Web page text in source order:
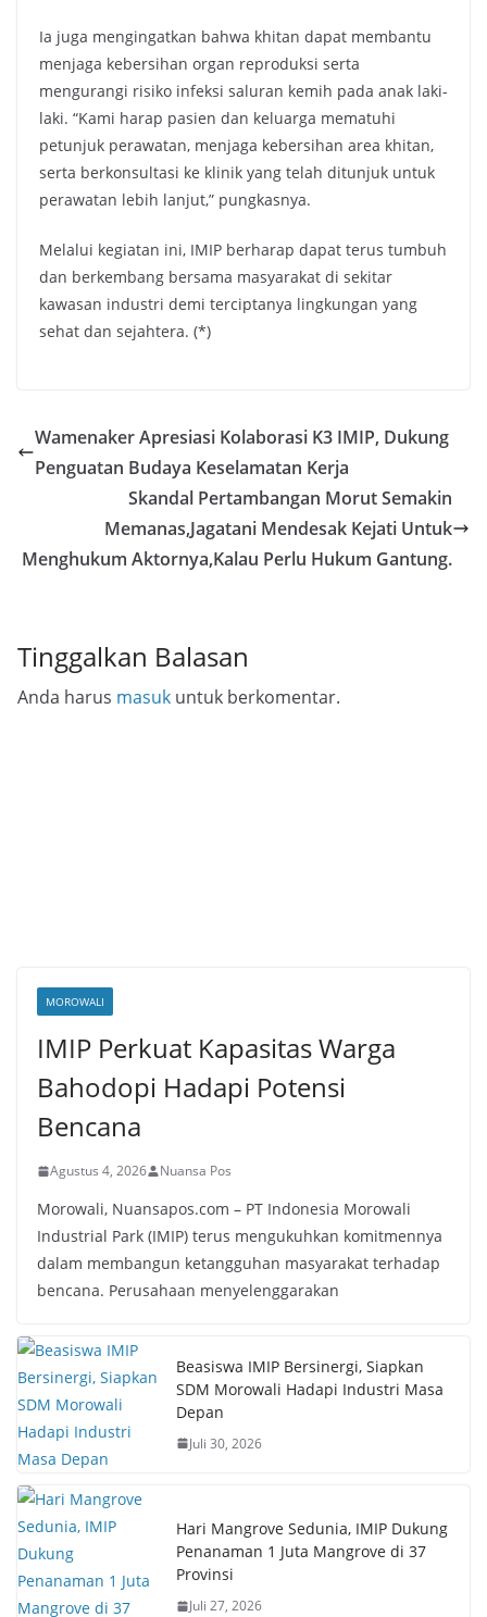
Ia juga mengingatkan bahwa khitan dapat membantu
menjaga kebersihan organ reproduksi serta
mengurangi risiko infeksi saluran kemih pada anak laki-
laki. “Kami harap pasien dan keluarga mematuhi
petunjuk perawatan, menjaga kebersihan area khitan,
serta berkonsultasi ke klinik yang telah ditunjuk untuk
perawatan lebih lanjut,” pungkasnya.
Melalui kegiatan ini, IMIP berharap dapat terus tumbuh
dan berkembang bersama masyarakat di sekitar
kawasan industri demi terciptanya lingkungan yang
sehat dan sejahtera. (*)
Wamenaker Apresiasi Kolaborasi K3 IMIP, Dukung
Penguatan Budaya Keselamatan Kerja
Skandal Pertambangan Morut Semakin
Memanas,Jagatani Mendesak Kejati Untuk
Menghukum Aktornya,Kalau Perlu Hukum Gantung.
Tinggalkan Balasan
Anda harus masuk untuk berkomentar.
MOROWALI
IMIP Perkuat Kapasitas Warga
Bahodopi Hadapi Potensi
Bencana
Agustus 4, 2026 Nuansa Pos
Morowali, Nuansapos.com – PT Indonesia Morowali
Industrial Park (IMIP) terus mengukuhkan komitmennya
dalam membangun ketangguhan masyarakat terhadap
bencana. Perusahaan menyelenggarakan
Beasiswa IMIP Bersinergi, Siapkan
SDM Morowali Hadapi Industri Masa
Depan
Juli 30, 2026
Hari Mangrove Sedunia, IMIP Dukung
Penanaman 1 Juta Mangrove di 37
Provinsi
Juli 27, 2026